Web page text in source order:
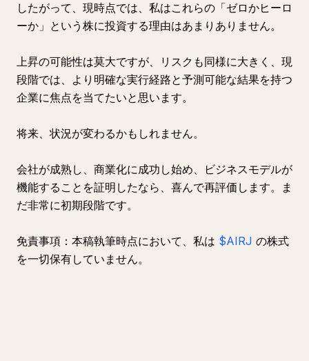
したがって、現時点では、私はこれらの「ゼロかヒーロ
ーか」という株に投資する理由はあまりありません。
上昇の可能性は莫大ですが、リスクも同様に大きく、現
段階では、より明確な実行経路と予測可能な結果を持つ
企業に焦点を当てたいと思います。
将来、状況が変わるかもしれません。
会社が成熟し、商業化に成功し始め、ビジネスモデルが
機能することを証明したなら、喜んで再評価します。ま
だ非常に初期段階です。
免責事項：本稿執筆時点において、私は $AIRJ の株式
を一切保有していません。